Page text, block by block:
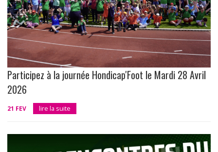
Participez à la journée Hondicap'Foot le Mardi 28 Avril
2026
21 FEV lire la suite